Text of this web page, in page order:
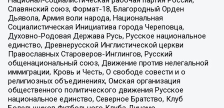
Славянский союз, Формат-18, Благородный Орден
Дьявола, Армия воли народа, Национальная
Социалистическая Инициатива города Череповца,
Духовно-Родовая Держава Русь, Русское национальное
единство, Древнерусской Инглистической церкви
Православных Староверов-Инглингов, Русский
общенациональный союз, Движение против нелегальной
иммиграции, Кровь и Честь, О свободе совести и о
религиозных объединениях, Омская организация
общественного политического движения Русское
национальное единство, Северное Братство, Клуб